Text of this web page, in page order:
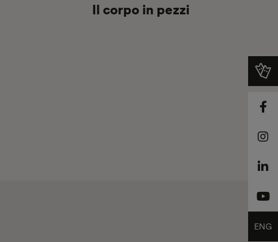
Il corpo in pezzi
ENG